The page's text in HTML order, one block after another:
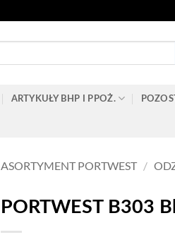
ARTYKUŁY BHP I PPOŻ.
ASORTYMENT PORTWEST /
PORTWEST B303